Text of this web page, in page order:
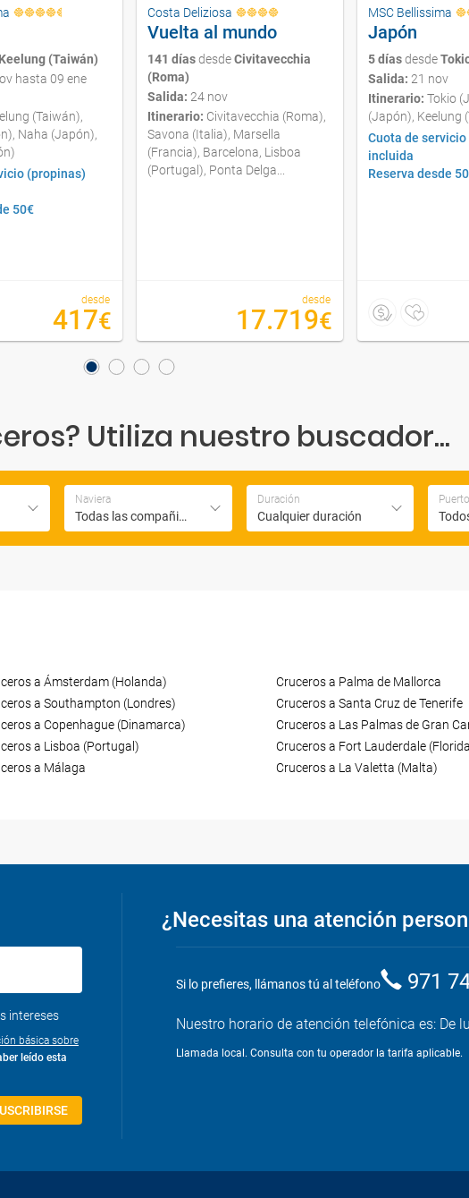
Keelung (Taiwán)
hasta 09 ene
(Taiwán),
Naha (Japón),
(propinas)
50€
desde
417€
Costa Deliziosa
Vuelta al mundo
141 díasdesdeCivitavecchia
(Roma)
Salida: 24 nov
Itinerario: Civitavecchia (Roma),
Savona (Italia), Marsella
(Francia), Barcelona, Lisboa
(Portugal), Ponta Delga...
desde
17.719€
MSC Bellissima
Japón
5 díasdesde
Salida: 21 nov
Itinerario: Tokio
(Japón), Keelung
Cuota de
incluida
Reserva desde
Utiliza nuestro buscador...
Naviera
Todas las compañias
Duración
Cualquier duración
a Ámsterdam (Holanda)
a Southampton (Londres)
a Copenhague (Dinamarca)
a Lisboa (Portugal)
a Málaga
Cruceros a Palma de Mallorca
Cruceros a Santa Cruz de Tenerife
Cruceros a Las Palmas de Gran
Cruceros a Fort Lauderdale
Cruceros a La Valetta (Malta)
intereses
básica sobre
leído esta
¿Necesitas una atención
Si lo prefieres, llámanos tú al teléfono 971
Nuestro horario de atención telefónica es: De
Llamada local. Consulta con tu operador la tarifa aplicable.